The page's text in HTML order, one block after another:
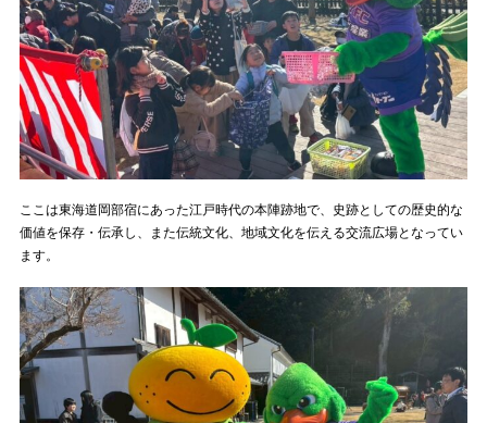
ここは東海道岡部宿にあった江戸時代の本陣跡地で、史跡としての歴史的な
価値を保存・伝承し、また伝統文化、地域文化を伝える交流広場となってい
ます。